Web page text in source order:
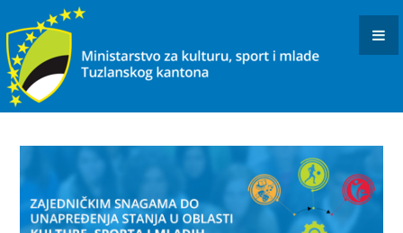
KONKURSI I JAVNI POZIVI
OBAVJEŠTENJA I REZULTATI
KULTURA
USTANOVE I PREDUZEĆA KULTURE U RESORNOJ
NADLEŽNOSTI